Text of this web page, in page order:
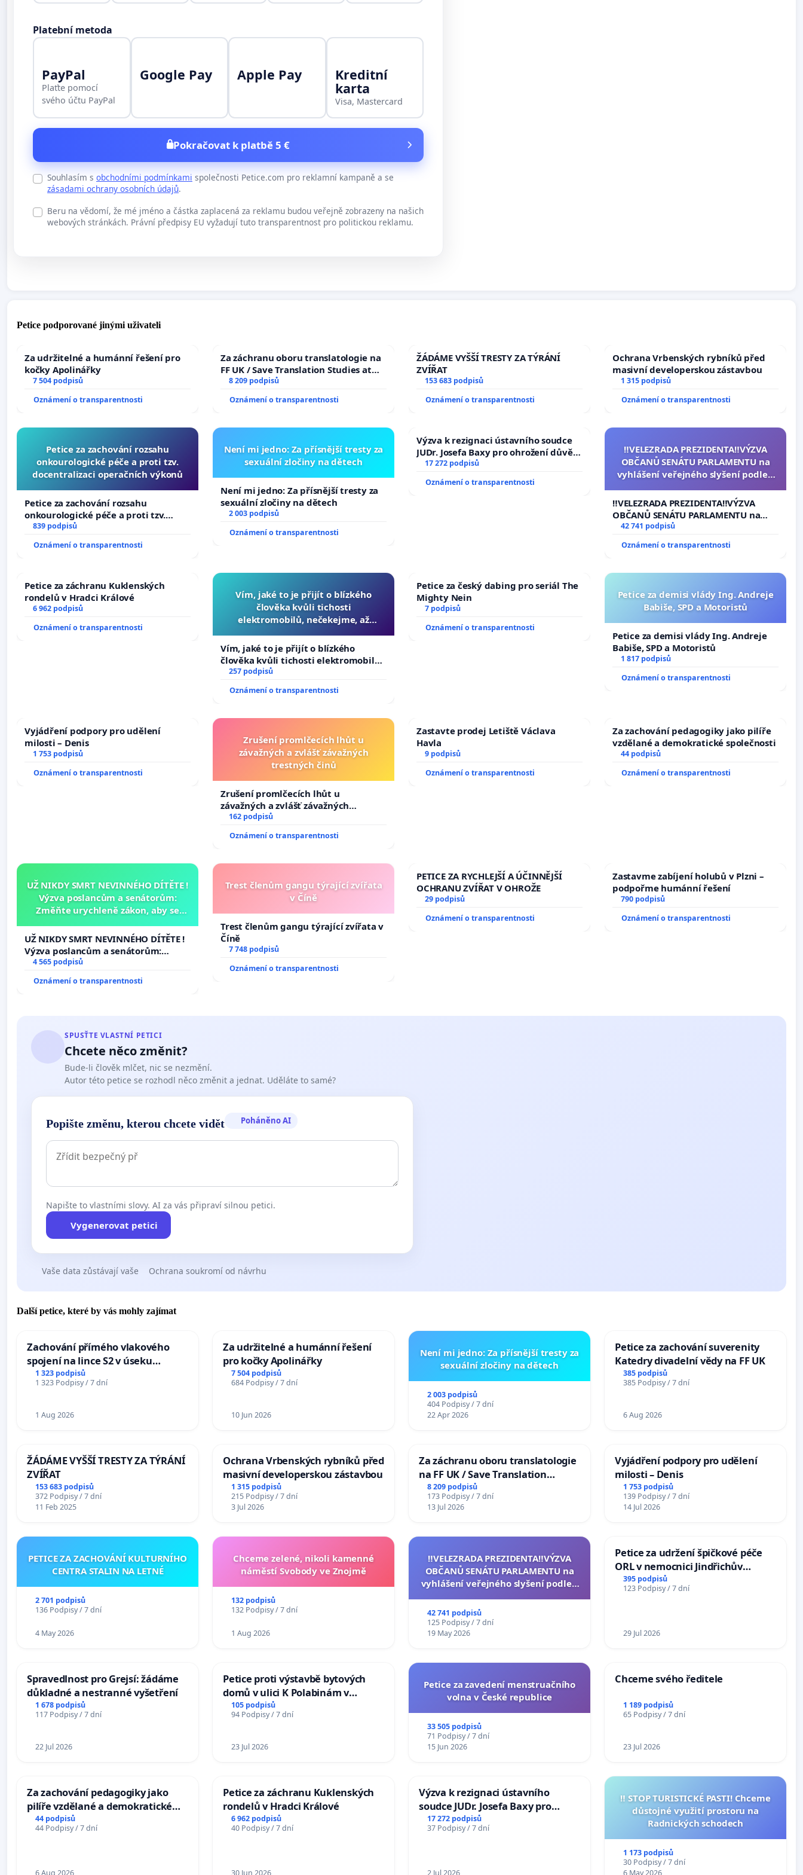
Platební metoda
PayPal
Plaťte pomocí
svého účtu PayPal
Google Pay Apple Pay Kreditní
karta
Visa, Mastercard
Pokračovat k platbě 5 €
Souhlasím s obchodními podmínkami společnosti Petice.com pro reklamní kampaně a se
zásadami ochrany osobních údajů.
Beru na vědomí, že mé jméno a částka zaplacená za reklamu budou veřejně zobrazeny na našich
webových stránkách. Právní předpisy EU vyžadují tuto transparentnost pro politickou reklamu.
Petice podporované jinými uživateli
Za udržitelné a humánní řešení pro
kočky Apolinářky
7 504 podpisů
Oznámení o transparentnosti
Za záchranu oboru translatologie na
FF UK / Save Translation Studies at
the Faculty of Arts, Charles
8 209 podpisů
Oznámení o transparentnosti
ŽÁDÁME VYŠŠÍ TRESTY ZA TÝRÁNÍ
ZVÍŘAT
153 683 podpisů
Oznámení o transparentnosti
Ochrana Vrbenských rybníků před
masivní developerskou zástavbou
1 315 podpisů
Oznámení o transparentnosti
Petice za zachování rozsahu
onkourologické péče a proti tzv.
docentralizaci operačních výkonů
Petice za zachování rozsahu
onkourologické péče a proti tzv.
docentralizaci operačních výkonů
839 podpisů
Oznámení o transparentnosti
Není mi jedno: Za přísnější tresty za
sexuální zločiny na dětech
Není mi jedno: Za přísnější tresty za
sexuální zločiny na dětech
2 003 podpisů
Oznámení o transparentnosti
Výzva k rezignaci ústavního soudce
JUDr. Josefa Baxy pro ohrožení důvěry
ve spravedlivý proces
17 272 podpisů
Oznámení o transparentnosti
‼️VELEZRADA PREZIDENTA‼️VÝZVA
OBČANŮ SENÁTU PARLAMENTU na
vyhlášení veřejného slyšení podle §
na přijetí usnesení k podání ústavní
žaloby na prezidenta republiky
‼️VELEZRADA PREZIDENTA‼️VÝZVA
OBČANŮ SENÁTU PARLAMENTU na
vyhlášení veřejného slyšení podle §
na přijetí usnesení k podání ústavní
42 741 podpisů
Oznámení o transparentnosti
Petice za záchranu Kuklenských
rondelů v Hradci Králové
6 962 podpisů
Oznámení o transparentnosti
Vím, jaké to je přijít o blízkého
člověka kvůli tichosti
elektromobilů, nečekejme, až
auta!
Vím, jaké to je přijít o blízkého
člověka kvůli tichosti elektromobilů,
nečekejme, až přibydou další,
257 podpisů
Oznámení o transparentnosti
Petice za český dabing pro seriál The
Mighty Nein
7 podpisů
Oznámení o transparentnosti
Petice za demisi vlády Ing. Andreje
Babiše, SPD a Motoristů
Petice za demisi vlády Ing. Andreje
Babiše, SPD a Motoristů
1 817 podpisů
Oznámení o transparentnosti
Vyjádření podpory pro udělení
milosti – Denis
1 753 podpisů
Oznámení o transparentnosti
Zrušení promlčecích lhůt u
závažných a zvlášť závažných
trestných činů
Zrušení promlčecích lhůt u
závažných a zvlášť závažných
trestných činů
162 podpisů
Oznámení o transparentnosti
Zastavte prodej Letiště Václava
Havla
9 podpisů
Oznámení o transparentnosti
Za zachování pedagogiky jako pilíře
vzdělané a demokratické společnosti
44 podpisů
Oznámení o transparentnosti
UŽ NIKDY SMRT NEVINNÉHO DÍTĚTE !
Výzva poslancům a senátorům:
Změňte urychleně zákon, aby se
opakovat!
UŽ NIKDY SMRT NEVINNÉHO DÍTĚTE !
Výzva poslancům a senátorům:
Změňte urychleně zákon, aby se
opakovat!
4 565 podpisů
Oznámení o transparentnosti
Trest členům gangu týrající zvířata
v Číně
Trest členům gangu týrající zvířata v
Číně
7 748 podpisů
Oznámení o transparentnosti
PETICE ZA RYCHLEJŠÍ A ÚČINNĚJŠÍ
OCHRANU ZVÍŘAT V OHROŽE
29 podpisů
Oznámení o transparentnosti
Zastavme zabíjení holubů v Plzni –
podpořme humánní řešení
790 podpisů
Oznámení o transparentnosti
SPUSŤTE VLASTNÍ PETICI
Chcete něco změnit?
Bude-li člověk mlčet, nic se nezmění.
Autor této petice se rozhodl něco změnit a jednat. Uděláte to samé?
Popište změnu, kterou chcete vidět Poháněno AI
Napište to vlastními slovy. AI za vás připraví silnou petici.
Vygenerovat petici
Vaše data zůstávají vaše Ochrana soukromí od návrhu
Další petice, které by vás mohly zajímat
Zachování přímého vlakového
spojení na lince S2 v úseku
Ostrava – Bohumín – Karviná –
Mosty u Jablunkova
1 323 podpisů
1 323 Podpisy / 7 dní
1 Aug 2026
Za udržitelné a humánní řešení
pro kočky Apolinářky
7 504 podpisů
684 Podpisy / 7 dní
10 Jun 2026
Není mi jedno: Za přísnější tresty za
sexuální zločiny na dětech
2 003 podpisů
404 Podpisy / 7 dní
22 Apr 2026
Petice za zachování suverenity
Katedry divadelní vědy na FF UK
385 podpisů
385 Podpisy / 7 dní
6 Aug 2026
ŽÁDÁME VYŠŠÍ TRESTY ZA TÝRÁNÍ
ZVÍŘAT
153 683 podpisů
372 Podpisy / 7 dní
11 Feb 2025
Ochrana Vrbenských rybníků před
masivní developerskou zástavbou
1 315 podpisů
215 Podpisy / 7 dní
3 Jul 2026
Za záchranu oboru translatologie
na FF UK / Save Translation
Studies at the Faculty of Arts,
Charles University
8 209 podpisů
173 Podpisy / 7 dní
13 Jul 2026
Vyjádření podpory pro udělení
milosti – Denis
1 753 podpisů
139 Podpisy / 7 dní
14 Jul 2026
PETICE ZA ZACHOVÁNÍ KULTURNÍHO
CENTRA STALIN NA LETNÉ
2 701 podpisů
136 Podpisy / 7 dní
4 May 2026
Chceme zelené, nikoli kamenné
náměstí Svobody ve Znojmě
132 podpisů
132 Podpisy / 7 dní
1 Aug 2026
‼️VELEZRADA PREZIDENTA‼️VÝZVA
OBČANŮ SENÁTU PARLAMENTU na
vyhlášení veřejného slyšení podle §
na přijetí usnesení k podání ústavní
žaloby na prezidenta republiky
42 741 podpisů
125 Podpisy / 7 dní
19 May 2026
Petice za udržení špičkové péče
ORL v nemocnici Jindřichův
Hradec
395 podpisů
123 Podpisy / 7 dní
29 Jul 2026
Spravedlnost pro Grejsí: žádáme
důkladné a nestranné vyšetření
1 678 podpisů
117 Podpisy / 7 dní
22 Jul 2026
Petice proti výstavbě bytových
domů v ulici K Polabinám v
Pardubicích
105 podpisů
94 Podpisy / 7 dní
23 Jul 2026
Petice za zavedení menstruačního
volna v České republice
33 505 podpisů
71 Podpisy / 7 dní
15 Jun 2026
Chceme svého ředitele
1 189 podpisů
65 Podpisy / 7 dní
23 Jul 2026
Za zachování pedagogiky jako
pilíře vzdělané a demokratické
společnosti
44 podpisů
44 Podpisy / 7 dní
6 Aug 2026
Petice za záchranu Kuklenských
rondelů v Hradci Králové
6 962 podpisů
40 Podpisy / 7 dní
30 Jun 2026
Výzva k rezignaci ústavního
soudce JUDr. Josefa Baxy pro
ohrožení důvěry ve spravedlivý
proces
17 272 podpisů
37 Podpisy / 7 dní
2 Jul 2026
‼️ STOP TURISTICKÉ PASTI! Chceme
důstojné využití prostoru na
Radnických schodech
1 173 podpisů
30 Podpisy / 7 dní
6 May 2026